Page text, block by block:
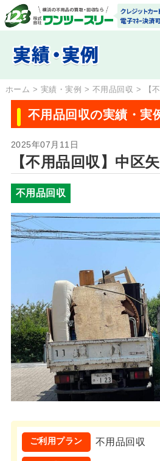
ホーム > 実績・実例 > 不用品回収 > 【
不用品回収の実績・実
2025年07月11日
【不用品回収】中区
不用品回収
ご利用プラン 不用品回収